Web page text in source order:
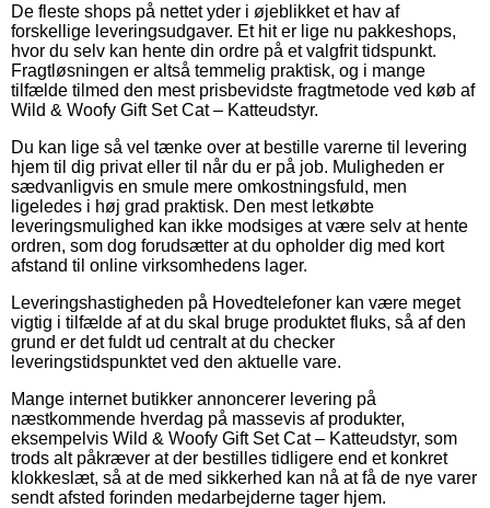
De fleste shops på nettet yder i øjeblikket et hav af
forskellige leveringsudgaver. Et hit er lige nu pakkeshops,
hvor du selv kan hente din ordre på et valgfrit tidspunkt.
Fragtløsningen er altså temmelig praktisk, og i mange
tilfælde tilmed den mest prisbevidste fragtmetode ved køb af
Wild & Woofy Gift Set Cat – Katteudstyr.
Du kan lige så vel tænke over at bestille varerne til levering
hjem til dig privat eller til når du er på job. Muligheden er
sædvanligvis en smule mere omkostningsfuld, men
ligeledes i høj grad praktisk. Den mest letkøbte
leveringsmulighed kan ikke modsiges at være selv at hente
ordren, som dog forudsætter at du opholder dig med kort
afstand til online virksomhedens lager.
Leveringshastigheden på Hovedtelefoner kan være meget
vigtig i tilfælde af at du skal bruge produktet fluks, så af den
grund er det fuldt ud centralt at du checker
leveringstidspunktet ved den aktuelle vare.
Mange internet butikker annoncerer levering på
næstkommende hverdag på massevis af produkter,
eksempelvis Wild & Woofy Gift Set Cat – Katteudstyr, som
trods alt påkræver at der bestilles tidligere end et konkret
klokkeslæt, så at de med sikkerhed kan nå at få de nye varer
sendt afsted forinden medarbejderne tager hjem.